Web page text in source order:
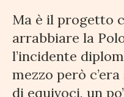
Ma è il progetto
arrabbiare la
l’incidente
mezzo però
di equivoci, un